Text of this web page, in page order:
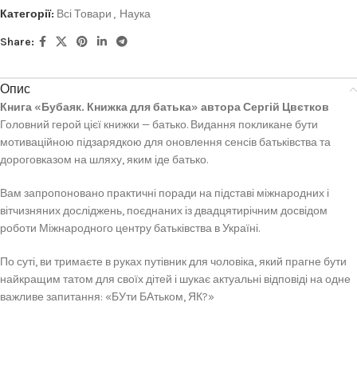
Категорії: Всі Товари , Наука
Share:
Опис
Книга «Бубаяк. Книжка для батька» автора Сергій Цвєтков
Головний герой цієї книжки — батько. Видання покликане бути
мотиваційною підзарядкою для оновлення сенсів батьківства та
дороговказом на шляху, яким іде батько.
Вам запропоновано практичні поради на підставі міжнародних і
вітчизняних досліджень, поєднаних із двадцятирічним досвідом
роботи Міжнародного центру батьківства в Україні.
По суті, ви тримаєте в руках путівник для чоловіка, який прагне бути
найкращим татом для своїх дітей і шукає актуальні відповіді на одне
важливе запитання: «БУти БАтьком, ЯК?»